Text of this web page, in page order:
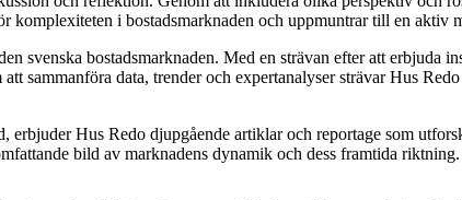
i bostadsmarknaden och uppmuntrar till en aktiv
svenska bostadsmarknaden. Med en strävan efter att
sammanföra data, trender och expertanalyser strävar Hus
Hus Redo djupgående artiklar och reportage som
bild av marknadens dynamik och dess framtida